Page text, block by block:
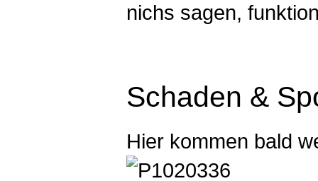
nichs sagen,
Schaden &
Hier kommen bald